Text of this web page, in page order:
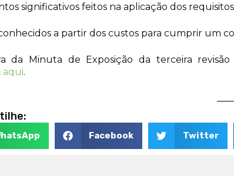
significativos feitos na aplicação dos
a partir dos custos para cumprir um
da Minuta de Exposição da terceira
aqui.
Facebook Twitter